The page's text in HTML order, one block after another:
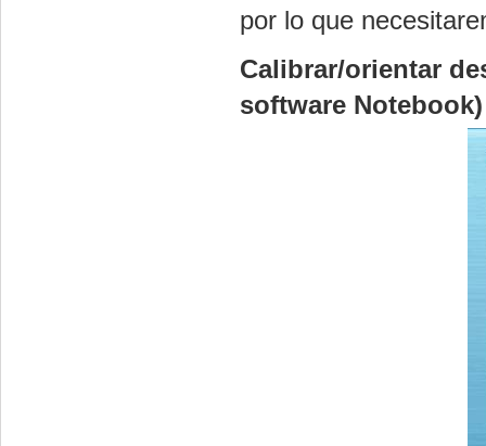
por lo que
Calibrar/orientar
software Notebook)